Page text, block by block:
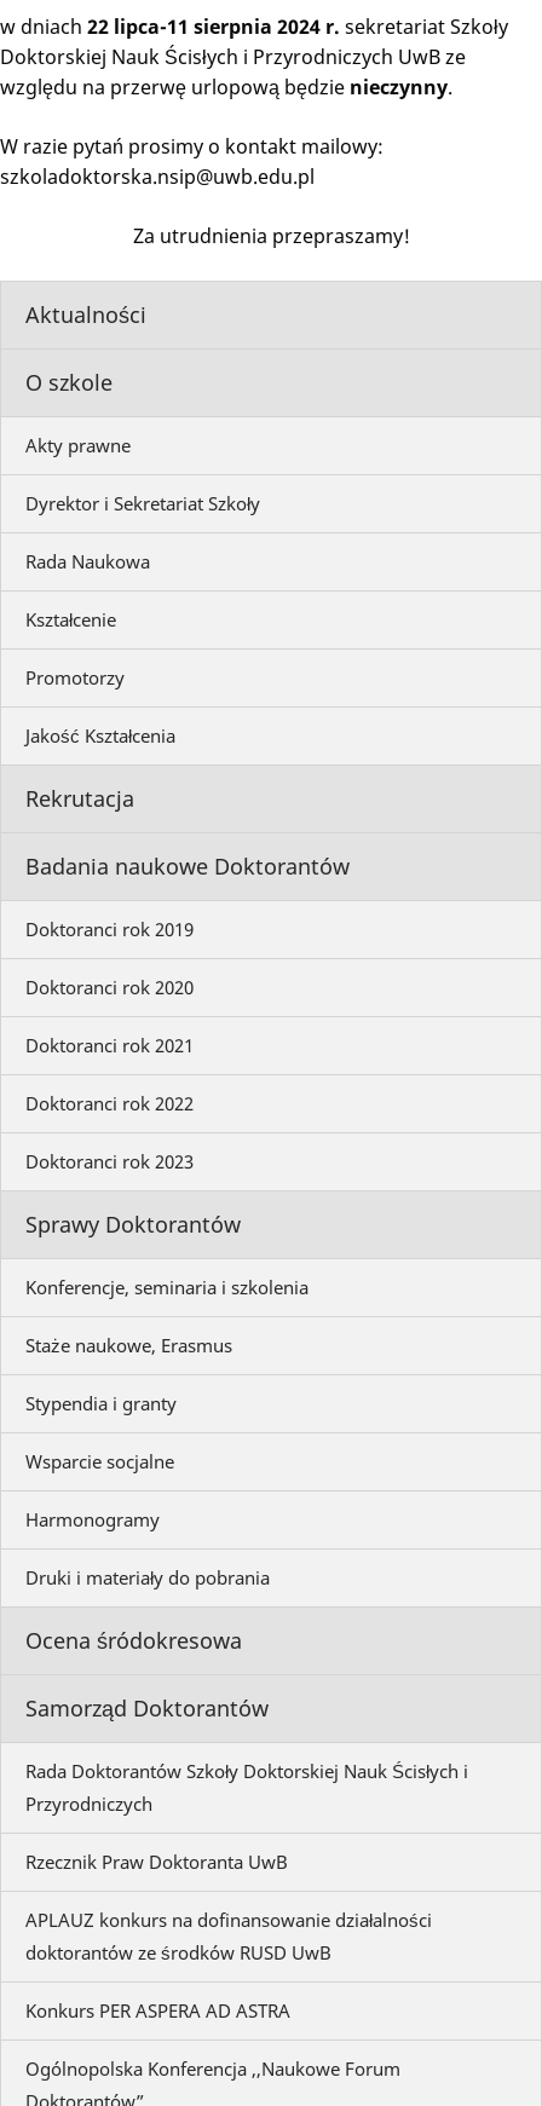
Aktualności
O szkole
Akty prawne
Dyrektor i Sekretariat Szkoły
Rada Naukowa
Kształcenie
Promotorzy
Jakość Kształcenia
Rekrutacja
Badania naukowe Doktorantów
Doktoranci rok 2019
Doktoranci rok 2020
Doktoranci rok 2021
Doktoranci rok 2022
Doktoranci rok 2023
Sprawy Doktorantów
Konferencje, seminaria i szkolenia
Staże naukowe, Erasmus
Stypendia i granty
Wsparcie socjalne
Harmonogramy
Druki i materiały do pobrania
Ocena śródokresowa
Samorząd Doktorantów
Rada Doktorantów Szkoły Doktorskiej Nauk Ścisłych i
Przyrodniczych
Rzecznik Praw Doktoranta UwB
APLAUZ konkurs na dofinansowanie działalności
doktorantów ze środków RUSD UwB
Konkurs PER ASPERA AD ASTRA
Ogólnopolska Konferencja ,,Naukowe Forum
w dniach 22 lipca-11 sierpnia 2024 r. sekretariat Szkoły
Doktorskiej Nauk Ścisłych i Przyrodniczych UwB ze
względu na przerwę urlopową będzie nieczynny.
W razie pytań prosimy o kontakt mailowy:
szkoladoktorska.nsip@uwb.edu.pl
Za utrudnienia przepraszamy!